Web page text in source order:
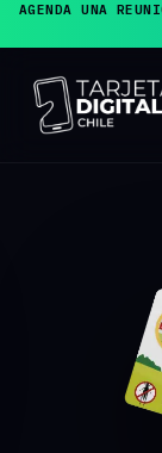
AGENDA UNA